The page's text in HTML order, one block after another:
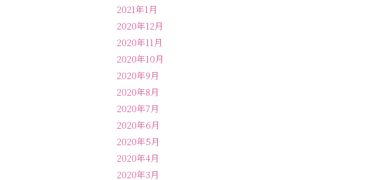
2021年1月
2020年12月
2020年11月
2020年10月
2020年9月
2020年8月
2020年7月
2020年6月
2020年5月
2020年4月
2020年3月